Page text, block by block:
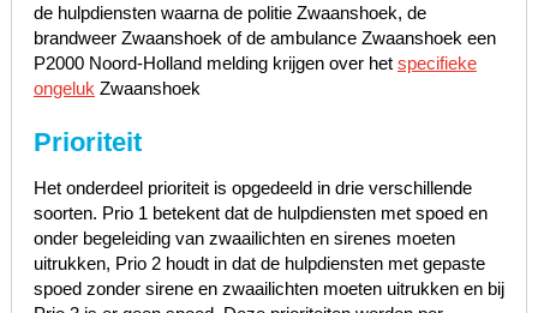
de hulpdiensten waarna de politie Zwaanshoek, de
brandweer Zwaanshoek of de ambulance Zwaanshoek een
P2000 Noord-Holland melding krijgen over het specifieke
ongeluk Zwaanshoek
Prioriteit
Het onderdeel prioriteit is opgedeeld in drie verschillende
soorten. Prio 1 betekent dat de hulpdiensten met spoed en
onder begeleiding van zwaailichten en sirenes moeten
uitrukken, Prio 2 houdt in dat de hulpdiensten met gepaste
spoed zonder sirene en zwaailichten moeten uitrukken en bij